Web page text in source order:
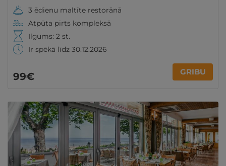
3 ēdienu maltīte restorānā
Atpūta pirts kompleksā
Ilgums: 2 st.
Ir spēkā līdz 30.12.2026
99€ GRIBU